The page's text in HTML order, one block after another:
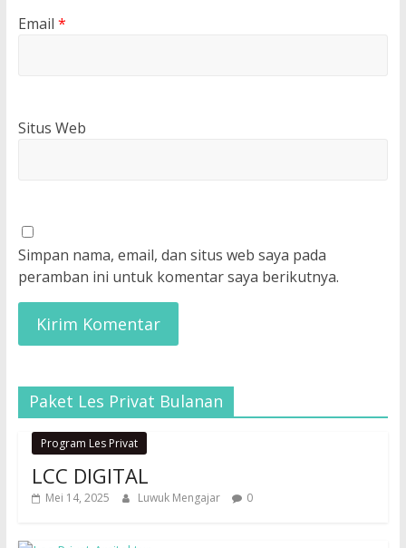
Email *
Situs Web
Simpan nama, email, dan situs web saya pada
peramban ini untuk komentar saya berikutnya.
Paket Les Privat Bulanan
Program Les Privat
LCC DIGITAL
Mei 14, 2025 Luwuk Mengajar 0